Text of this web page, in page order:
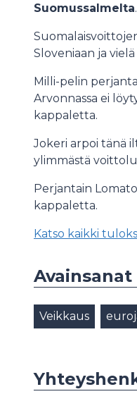
Suomussalmelta.
Sloveniaan ja
Milli-pelin
Arvonnassa ei
kappaletta.
Jokeri arpoi tänä
ylimmästä
Perjantain
kappaletta.
Katso kaikki
Avainsanat
Veikkaus